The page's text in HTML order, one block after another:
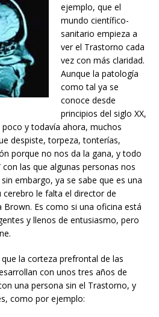
ejemplo, que el
mundo científico-
sanitario empieza a
ver el Trastorno cada
vez con más claridad.
Aunque la patología
como tal ya se
conoce desde
principios del siglo XX,
y todavía ahora, muchos
despiste, torpeza, tonterías,
porque no nos da la gana, y todo
las que algunas personas nos
embargo, ya se sabe que es una
cerebro le falta el director de
Es como si una oficina está
y llenos de entusiasmo, pero
la corteza prefrontal de las
con unos tres años de
una persona sin el Trastorno, y
como por ejemplo: